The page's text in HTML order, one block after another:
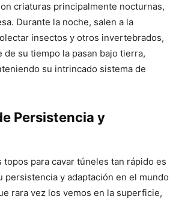
criaturas principalmente nocturnas,
Durante la noche, salen a la
insectos y otros invertebrados,
de su tiempo la pasan bajo tierra,
su intrincado sistema de
Persistencia y
topos para cavar túneles tan rápido es
persistencia y adaptación en el mundo
rara vez los vemos en la superficie,